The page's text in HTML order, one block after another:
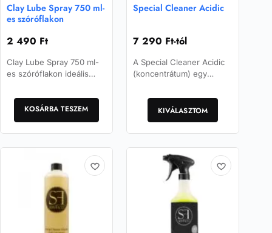
Clay Lube Spray 750 ml-
es szóróflakon
2 490 Ft
Clay Lube Spray 750 ml-
es szóróflakon ideális
Concentrate
koncentrátumból készített,
azonnal használható…
KOSÁRBA TESZEM
Special Cleaner Acidic
7 290 Ft-tól
A Special Cleaner Acidic
(koncentrátum) egy
hatékonyságú,
sokoldalúan
felhasználható savas
tisztítószer.
KIVÁLASZTOM
Ennek
terméknek
több
variációja
változatok
termékoldalon
választhatók